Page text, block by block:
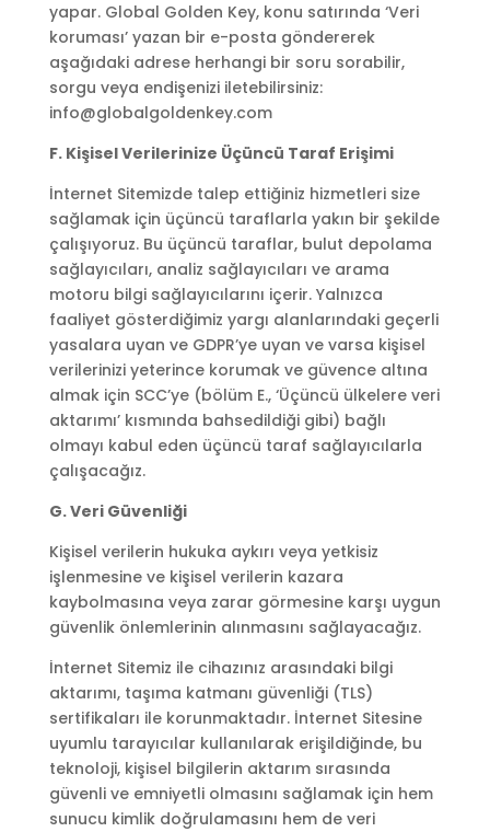
yapar. Global Golden Key, konu satırında ‘Veri
koruması’ yazan bir e-posta göndererek
aşağıdaki adrese herhangi bir soru sorabilir,
sorgu veya endişenizi iletebilirsiniz:
info@globalgoldenkey.com
F. Kişisel Verilerinize Üçüncü Taraf Erişimi
İnternet Sitemizde talep ettiğiniz hizmetleri size
sağlamak için üçüncü taraflarla yakın bir şekilde
çalışıyoruz. Bu üçüncü taraflar, bulut depolama
sağlayıcıları, analiz sağlayıcıları ve arama
motoru bilgi sağlayıcılarını içerir. Yalnızca
faaliyet gösterdiğimiz yargı alanlarındaki geçerli
yasalara uyan ve GDPR’ye uyan ve varsa kişisel
verilerinizi yeterince korumak ve güvence altına
almak için SCC’ye (bölüm E., ‘Üçüncü ülkelere veri
aktarımı’ kısmında bahsedildiği gibi) bağlı
olmayı kabul eden üçüncü taraf sağlayıcılarla
çalışacağız.
G. Veri Güvenliği
Kişisel verilerin hukuka aykırı veya yetkisiz
işlenmesine ve kişisel verilerin kazara
kaybolmasına veya zarar görmesine karşı uygun
güvenlik önlemlerinin alınmasını sağlayacağız.
İnternet Sitemiz ile cihazınız arasındaki bilgi
aktarımı, taşıma katmanı güvenliği (TLS)
sertifikaları ile korunmaktadır. İnternet Sitesine
uyumlu tarayıcılar kullanılarak erişildiğinde, bu
teknoloji, kişisel bilgilerin aktarım sırasında
güvenli ve emniyetli olmasını sağlamak için hem
sunucu kimlik doğrulamasını hem de veri